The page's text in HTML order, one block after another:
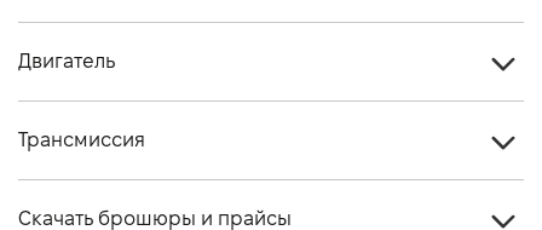
Количество мест, шт
Двигатель
Двигатель 2.0 163PS Дизель AWD (26 MY)
Трансмиссия
Скачать брошюры и прайсы